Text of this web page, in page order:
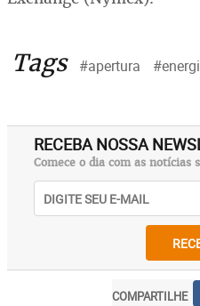
Tags #apertura
RECEBA NOSSA
Comece o dia com as notícias
COMPARTILHE